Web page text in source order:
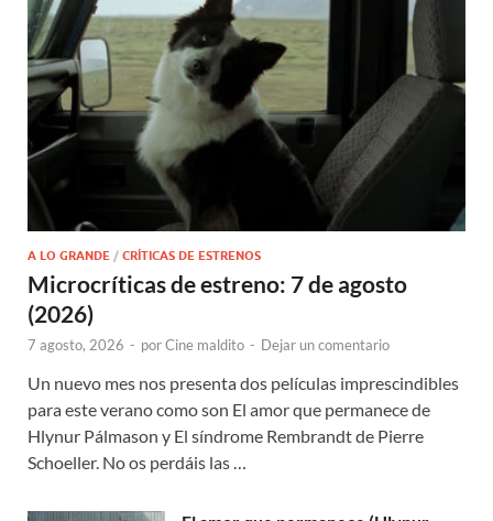
A LO GRANDE / CRÍTICAS DE ESTRENOS
Microcríticas de estreno: 7 de agosto
(2026)
7 agosto, 2026 - porCine maldito - Dejar un comentario
Un nuevo mes nos presenta dos películas imprescindibles
para este verano como son El amor que permanece de
Hlynur Pálmason y El síndrome Rembrandt de Pierre
Schoeller. No os perdáis las …